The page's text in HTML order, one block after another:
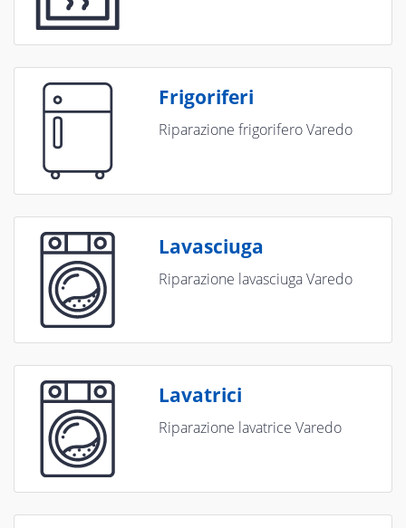
Frigoriferi
Riparazione frigorifero Varedo
Lavasciuga
Riparazione lavasciuga Varedo
Lavatrici
Riparazione lavatrice Varedo